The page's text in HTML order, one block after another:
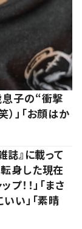
息子の“衝撃
」「お顔はか
』に載って
身した現在
！！」「まさ
い」「素晴